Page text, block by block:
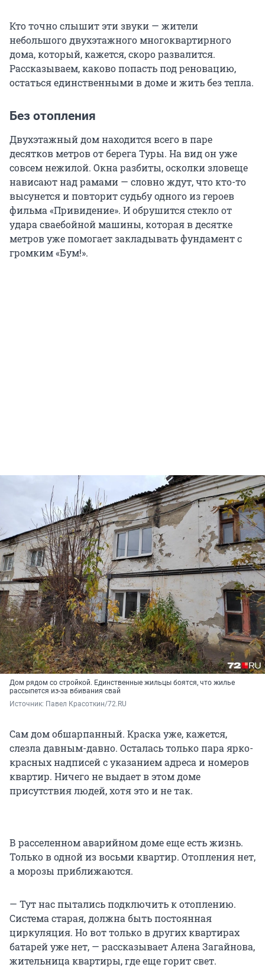
Кто точно слышит эти звуки — жители
небольшого двухэтажного многоквартирного
дома, который, кажется, скоро развалится.
Рассказываем, каково попасть под реновацию,
остаться единственными в доме и жить без тепла.
Без отопления
Двухэтажный дом находится всего в паре
десятков метров от берега Туры. На вид он уже
совсем нежилой. Окна разбиты, осколки зловеще
нависают над рамами — словно ждут, что кто-то
высунется и повторит судьбу одного из героев
фильма «Привидение». И обрушится стекло от
удара сваебойной машины, которая в десятке
метров уже помогает закладывать фундамент с
громким «Бум!».
Дом рядом со стройкой. Единственные жильцы боятся, что жилье
рассыпется из-за вбивания свай
Источник: Павел Красоткин/72.RU
Сам дом обшарпанный. Краска уже, кажется,
слезла давным-давно. Осталась только пара ярко-
красных надписей с указанием адреса и номеров
квартир. Ничего не выдает в этом доме
присутствия людей, хотя это и не так.
В расселенном аварийном доме еще есть жизнь.
Только в одной из восьми квартир. Отопления нет,
а морозы приближаются.
— Тут нас пытались подключить к отоплению.
Система старая, должна быть постоянная
циркуляция. Но вот только в других квартирах
батарей уже нет, — рассказывает Алена Загайнова,
жительница квартиры, где еще горит свет.